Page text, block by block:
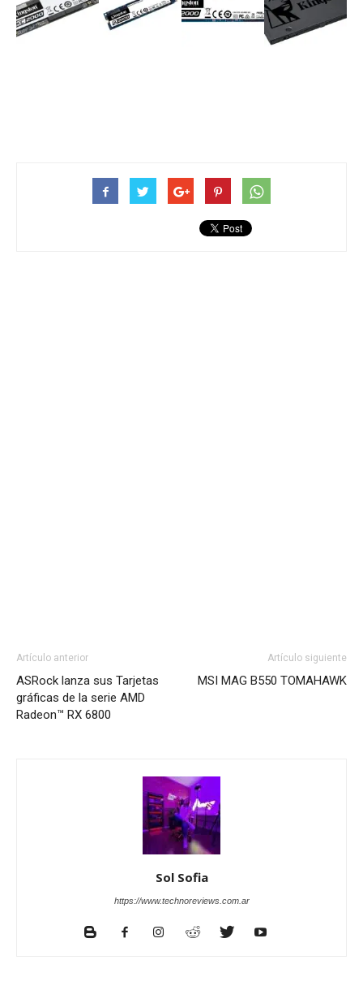
Artículo anterior
ASRock lanza sus Tarjetas
gráficas de la serie AMD
Radeon™ RX 6800
Artículo siguiente
MSI MAG B550 TOMAHAWK
Sol Sofia
https://www.technoreviews.com.ar